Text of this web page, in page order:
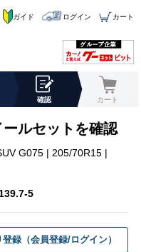
ガイド ログイン カート
確認 カート
ルセットを確認
G075 | 205/70R15 |
5
録（会員登録/ログイン）